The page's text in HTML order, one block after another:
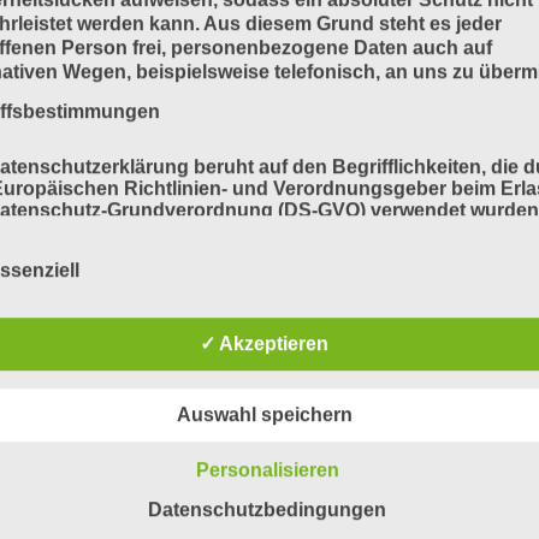
werden kann. Aus diesem Grund steht es jeder
Person frei, personenbezogene Daten auch auf
Wegen, beispielsweise telefonisch, an uns zu
beruht auf den Begrifflichkeiten, die
Richtlinien- und Verordnungsgeber beim
Grundverordnung (DS-GVO) verwendet
sein. Um dies zu gewährleisten, möchten wir vorab
in dieser Datenschutzerklärung unter anderem die
Personenbezogene Daten sind alle Informationen, die sich
✓ Akzeptieren
Auswahl speichern
Personalisieren
Datenschutzbedingungen